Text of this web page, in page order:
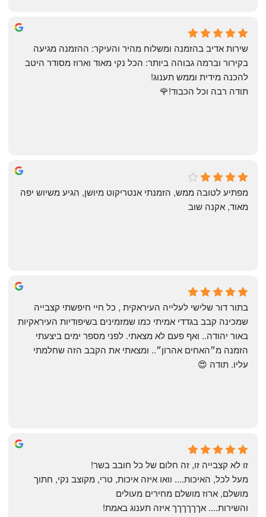
May Azulay
a month ago
michal gottfried
4 months ago
להכנה מידית וממש תענוג!
תודה רבה וכל הכבוד!🌹
שי
4 months ago
מאוד, אקנה שוב
Yonatan Menashe
6 months ago
עליו. תודה 😍
זו לא קצבייה זו, זה חלום של כל חובב בשר!
מושלם, ארוז מושלם מחירים מעולים
והשירות.... אךךךךךך איזה תענוג באמת!